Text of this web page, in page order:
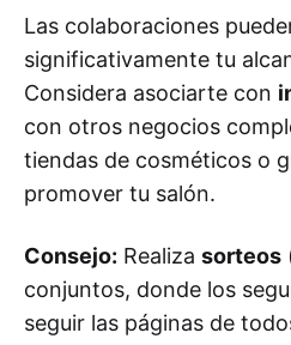
Las colaboraciones
significativamente tu
Considera asociarte con
con otros negocios
tiendas de cosméticos o
promover tu salón.
Consejo: Realiza sorteos
conjuntos, donde los
seguir las páginas de